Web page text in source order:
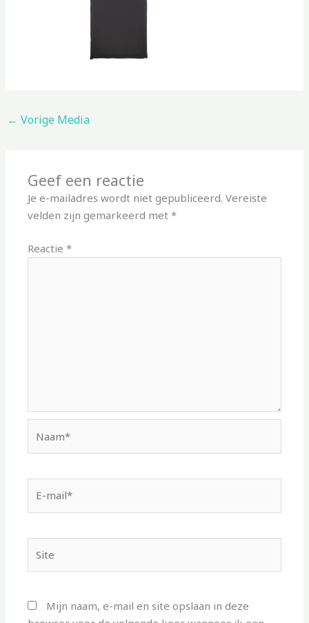
← Vorige Media
Geef een reactie
Je e-mailadres wordt niet gepubliceerd. Vereiste
velden zijn gemarkeerd met*
Reactie*
mail*
Mijn naam, e-mail en site opslaan in deze